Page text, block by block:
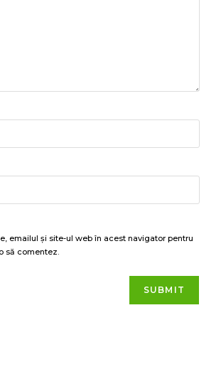
emailul și site-ul web în acest navigator pentru
să comentez.